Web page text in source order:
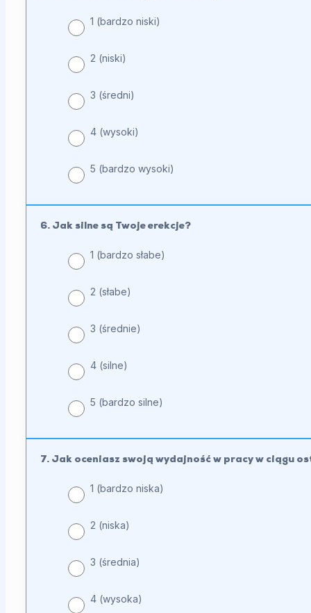
1 (bardzo niski)
2 (niski)
3 (średni)
4 (wysoki)
5 (bardzo wysoki)
6. Jak silne są Twoje erekcje?
1 (bardzo słabe)
2 (słabe)
3 (średnie)
4 (silne)
5 (bardzo silne)
7. Jak oceniasz swoją wydajność w pracy w ciągu
1 (bardzo niska)
2 (niska)
3 (średnia)
4 (wysoka)